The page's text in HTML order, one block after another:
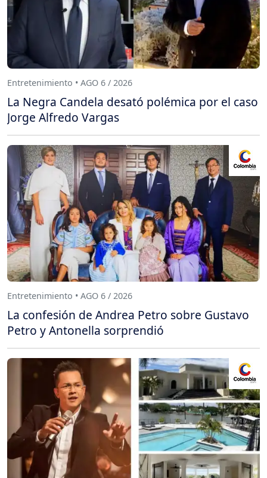
Entretenimiento • AGO 6 / 2026
La Negra Candela desató polémica por el caso
Jorge Alfredo Vargas
Entretenimiento • AGO 6 / 2026
La confesión de Andrea Petro sobre Gustavo
Petro y Antonella sorprendió